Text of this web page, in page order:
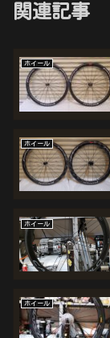
関連記事
ホイール
ホイール
ホイール
ホイール